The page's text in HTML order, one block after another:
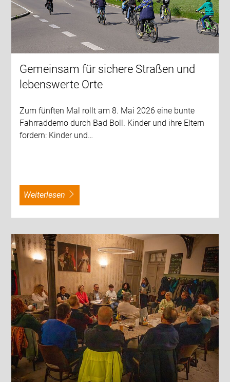
Gemeinsam für sichere Straßen und
lebenswerte Orte
Zum fünften Mal rollt am 8. Mai 2026 eine bunte
Fahrraddemo durch Bad Boll. Kinder und ihre Eltern
fordern: Kinder und…
weiterlesen